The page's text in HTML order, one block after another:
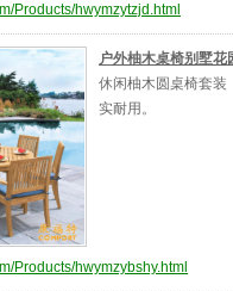
Products/hwymzytzjd.html
户外柚木桌椅别墅花
休闲柚木圆桌椅套装
实耐用。
Products/hwymzybshy.html